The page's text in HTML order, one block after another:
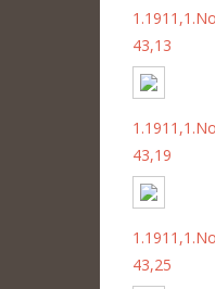
43,13
43,19
43,25